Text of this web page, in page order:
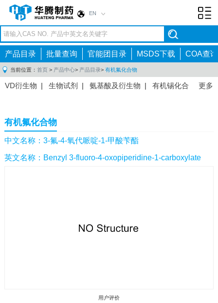
EN
产品目录 批量查询 官能团目录 MSDS下载 COA查询
当前位置： 首页 > 产品中心> 产品目录> 有机氟化合物
更多
VD衍生物 | 生物试剂 | 氨基酸及衍生物 | 有机锡化合
间体|抗高血压药物中间体
感染药物中间体|
体 |抗精神病药物中间体| 抗炎药物中间体
药中间体|其他原料药中间体|
有机氟化合物
中文名称：3-氟-4-氧代哌啶-1-甲酸苄酯
英文名称：Benzyl 3-fluoro-4-oxopiperidine-1-carboxylate
用户评价